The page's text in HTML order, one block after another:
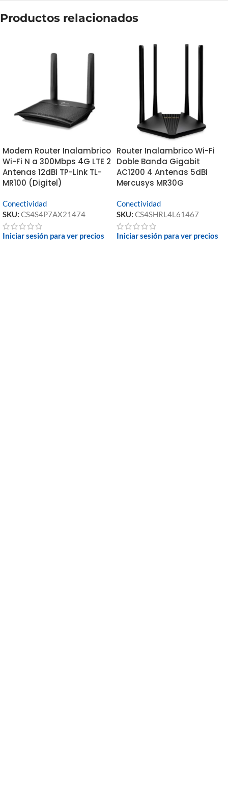
Productos relacionados
Modem Router Inalambrico
Wi-Fi N a 300Mbps 4G LTE 2
Antenas 12dBi TP-Link TL-
MR100 (Digitel)
Conectividad
SKU: CS4S4P7AX21474
Iniciar sesión para ver precios
Router Inalambrico Wi-Fi
Doble Banda Gigabit
AC1200 4 Antenas 5dBi
Mercusys MR30G
Conectividad
SKU: CS4SHRL4L61467
Iniciar sesión para ver precios